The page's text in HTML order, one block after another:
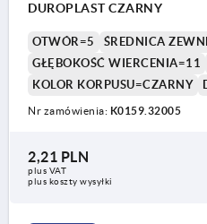
DUROPLAST CZARNY
OTWÓR=5
ŚREDNICA
GŁĘBOKOŚĆ WIERCENIA=11
KOLOR KORPUSU=CZARNY
Nr zamówienia: K0159.32005
2,21 PLN
plus VAT
plus koszty wysyłki